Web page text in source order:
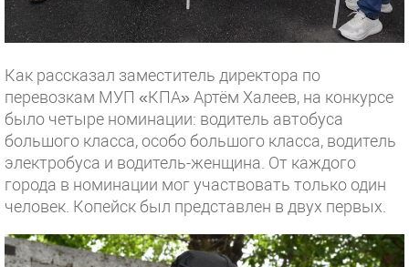
Как рассказал заместитель директора по
перевозкам МУП «КПА» Артём Халеев, на конкурсе
было четыре номинации: водитель автобуса
большого класса, особо большого класса, водитель
электробуса и водитель-женщина. От каждого
города в номинации мог участвовать только один
человек. Копейск был представлен в двух первых.